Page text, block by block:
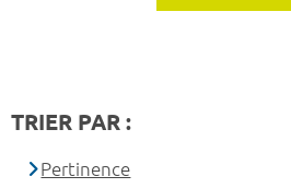
TRIER PAR :
Pertinence